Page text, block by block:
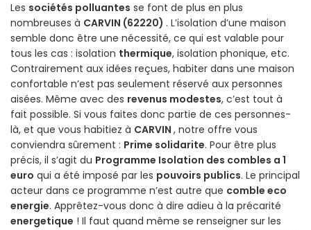
Les sociétés polluantes se font de plus en plus
nombreuses à CARVIN (62220) . L’isolation d’une maison
semble donc être une nécessité, ce qui est valable pour
tous les cas : isolation thermique, isolation phonique, etc.
Contrairement aux idées reçues, habiter dans une maison
confortable n’est pas seulement réservé aux personnes
aisées. Même avec des revenus modestes, c’est tout à
fait possible. Si vous faites donc partie de ces personnes-
là, et que vous habitiez à CARVIN , notre offre vous
conviendra sûrement : Prime solidarite. Pour être plus
précis, il s’agit du Programme Isolation des combles a 1
euro qui a été imposé par les pouvoirs publics. Le principal
acteur dans ce programme n’est autre que comble eco
energie. Apprêtez-vous donc à dire adieu à la précarité
energetique ! Il faut quand même se renseigner sur les